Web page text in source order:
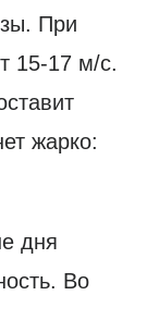
При
15-17 м/с.
жарко:
дня
Во